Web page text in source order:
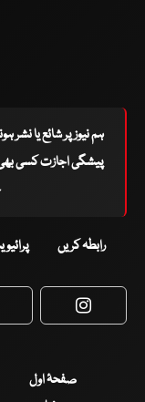
ہم نیوز پر شائع یا نشر
پیشگی اجازت کسی
رابطہ کریں
صفحۂ اول